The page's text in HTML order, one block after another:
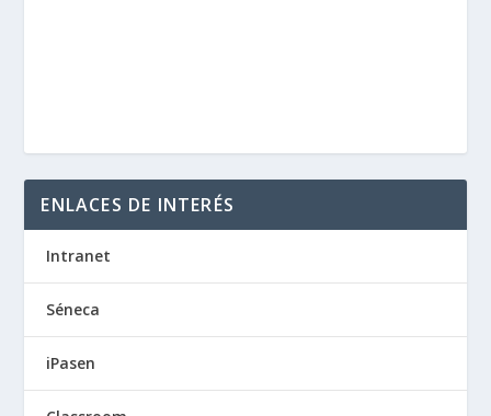
ENLACES DE INTERÉS
Intranet
Séneca
iPasen